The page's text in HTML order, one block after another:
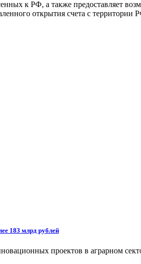
к РФ, а также предоставляет
открытия счета с
183 млрд рублей
проектов в аграрном